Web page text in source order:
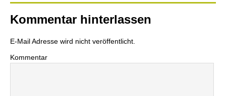
Kommentar hinterlassen
E-Mail Adresse wird nicht veröffentlicht.
Kommentar